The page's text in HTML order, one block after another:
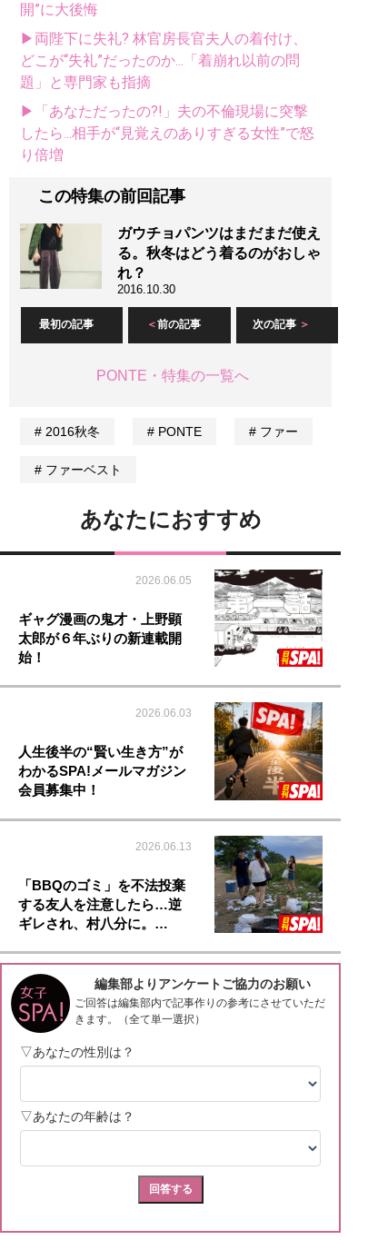
開”に大後悔
▶両陛下に失礼? 林官房長官夫人の着付け、
どこが“失礼”だったのか...「着崩れ以前の問
題」と専門家も指摘
▶「あなただったの?!」夫の不倫現場に突撃
したら...相手が“見覚えのありすぎる女性”で怒
り倍増
この特集の前回記事
ガウチョパンツはまだまだ使え
る。秋冬はどう着るのがおしゃ
れ？
2016.10.30
最初の記事 前の記事 次の記事
PONTE・特集の一覧へ
2016秋冬 PONTE ファー
ファーベスト
あなたにおすすめ
2026.06.05
ギャグ漫画の鬼才・上野顕
太郎が６年ぶりの新連載開
始！
2026.06.03
人生後半の“賢い生き方”が
わかるSPA!メールマガジン
会員募集中！
2026.06.13
「BBQのゴミ」を不法投棄
する友人を注意したら…逆
ギレされ、村八分に。…